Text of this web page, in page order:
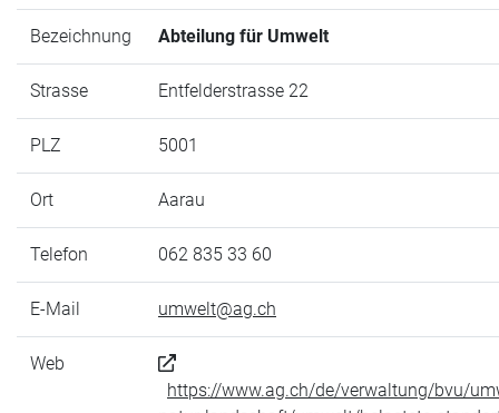
Bezeichnung Abteilung für Umwelt
Strasse Entfelderstrasse 22
PLZ 5001
Ort Aarau
Telefon 062 835 33 60
E-Mail umwelt@ag.ch
Web
https://www.ag.ch/de/verwaltung/bvu/